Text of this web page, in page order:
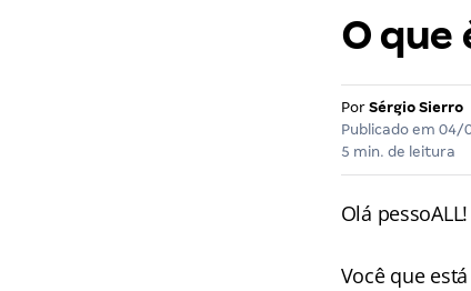
O que
Por Sérgio Sierro
Publicado em 04/
5 min. de leitura
Olá pessoALL!
Você que